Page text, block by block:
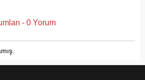
- 0 Yorum